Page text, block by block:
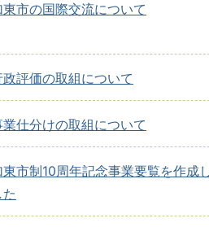
東市の国際交流について
政評価の取組について
業仕分けの取組について
東市制10周年記念事業要覧を作成
た